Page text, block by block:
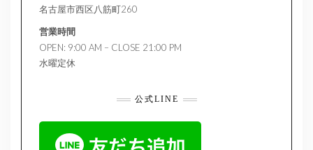
名古屋市西区八筋町260
営業時間
OPEN: 9:00 AM – CLOSE 21:00 PM
水曜定休
公式LINE